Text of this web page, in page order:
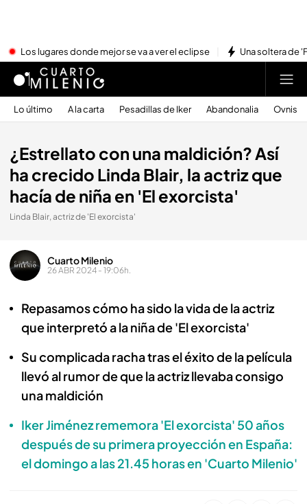
Los lugares donde mejor se va a ver el eclipse Una soltera de
Lo último A la carta Pesadillas de Iker Abandonalia Ovnis
¿Estrellato con una maldición? Así
ha crecido Linda Blair, la actriz que
hacía de niña en 'El exorcista'
Linda Blair, actriz de 'El exorcista'
Cuarto Milenio
26 ABR 2024 - 19:06h.
Repasamos cómo ha sido la vida de la actriz
que interpretó a la niña de 'El exorcista'
Su complicada racha tras el éxito de la película
llevó al rumor de que la actriz llevaba consigo
una maldición
Iker Jiménez rememora 'El exorcista' 50 años
después de su primera proyección en España:
el domingo a las 21.45 horas en 'Cuarto Milenio'